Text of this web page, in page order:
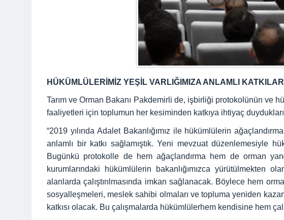
HÜKÜMLÜLERİMİZ YEŞİL VARLIĞIMIZA ANLAMLI
Tarım ve Orman Bakanı Pakdemirli de, işbirliği protokolünün ve
faaliyetleri için toplumun her kesiminden katkıya ihtiyaç
“2019 yılında Adalet Bakanlığımız ile hükümlülerin
anlamlı bir katkı sağlamıştık. Yeni mevzuat düzenlemesiyle
Bugünkü protokolle de hem ağaçlandırma hem de orman
kurumlarındaki hükümlülerin bakanlığımızca yürütülmekten
alanlarda çalıştırılmasında imkan sağlanacak. Böylece hem
sosyalleşmeleri, meslek sahibi olmaları ve topluma yeniden
katkısı olacak. Bu çalışmalarda hükümlülerhem kendisine hem